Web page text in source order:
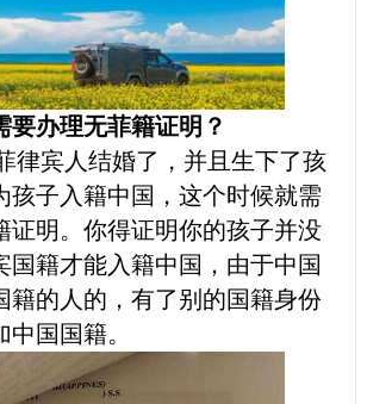
要办理无菲籍证明？
宾人结婚了，并且生下了孩
孩子入籍中国，这个时候就需
证明。你得证明你的孩子并没
国籍才能入籍中国，由于中国
籍的人的，有了别的国籍身份
国国籍。